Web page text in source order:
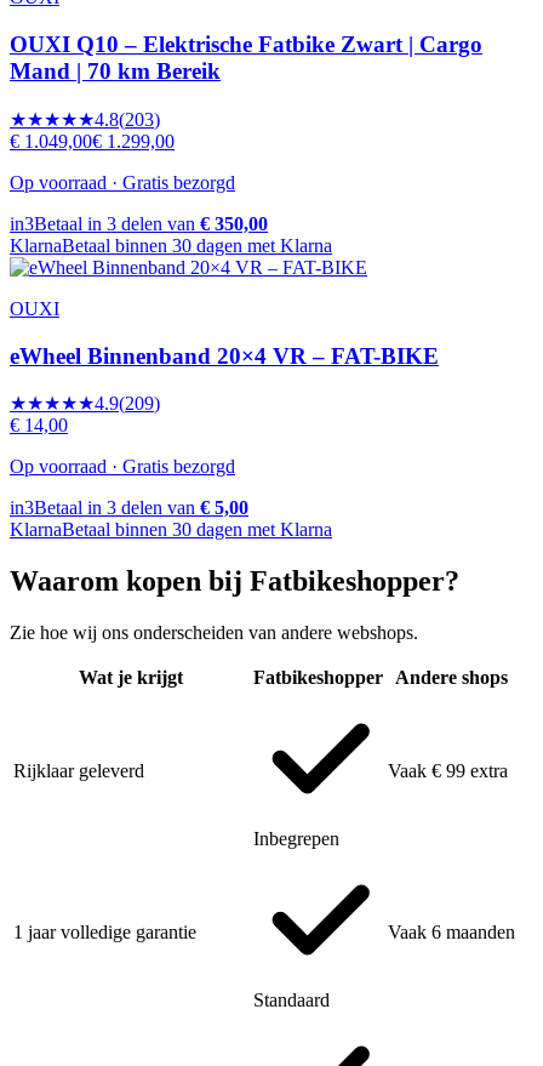
OUXI Q10 – Elektrische Fatbike Zwart | Cargo
Mand | 70 km Bereik
★★★★★4.8(203)
€ 1.049,00€ 1.299,00
Op voorraad · Gratis bezorgd
in3Betaal in 3 delen van € 350,00
KlarnaBetaal binnen 30 dagen met Klarna
OUXI
eWheel Binnenband 20×4 VR – FAT-BIKE
★★★★★4.9(209)
€ 14,00
Op voorraad · Gratis bezorgd
in3Betaal in 3 delen van € 5,00
KlarnaBetaal binnen 30 dagen met Klarna
Waarom kopen bij Fatbikeshopper?
Zie hoe wij ons onderscheiden van andere webshops.
Wat je krijgt Fatbikeshopper Andere shops
Rijklaar geleverd
Inbegrepen
Vaak € 99 extra
1 jaar volledige garantie
Standaard
Vaak 6 maanden